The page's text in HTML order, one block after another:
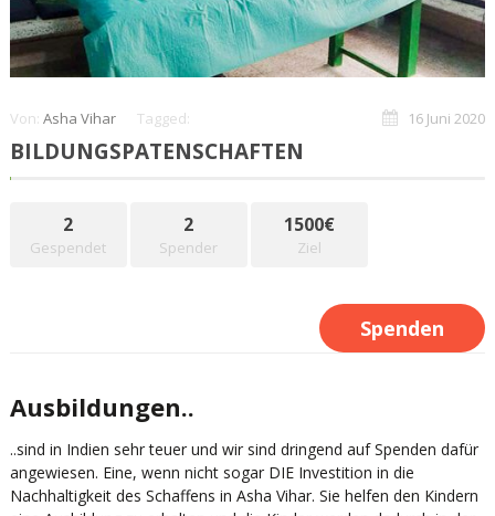
Von: Asha Vihar Tagged: 16 Juni 2020
BILDUNGSPATENSCHAFTEN
2
Gespendet
2
Spender
1500€
Ziel
Spenden
Ausbildungen..
..sind in Indien sehr teuer und wir sind dringend auf Spenden dafür
angewiesen. Eine, wenn nicht sogar DIE Investition in die
Nachhaltigkeit des Schaffens in Asha Vihar. Sie helfen den Kindern